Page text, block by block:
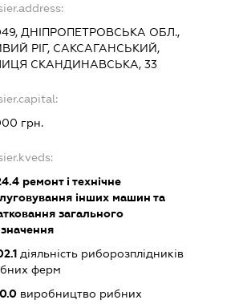
ДНІПРОПЕТРОВСЬКА ОБЛ.,
РІГ, САКСАГАНСЬКИЙ,
СКАНДИНАВСЬКА, 33
грн.
ремонт і технічне
інших машин та
загального
діяльність риборозплідників
ферм
виробництво рибних